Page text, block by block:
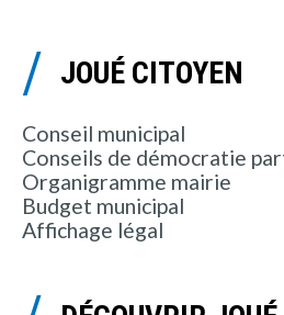
JOUÉ CITOYEN
Conseil municipal
Conseils de démocratie
Organigramme mairie
Budget municipal
Affichage légal